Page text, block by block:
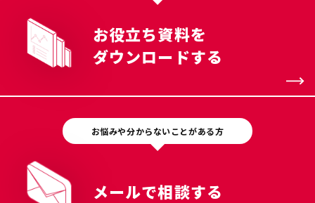
お役立ち資料を
ダウンロードする
お悩みや分からないことがある方
メールで相談する